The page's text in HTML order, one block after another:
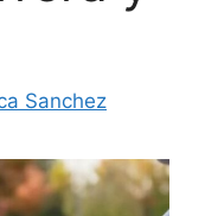
Sanchez